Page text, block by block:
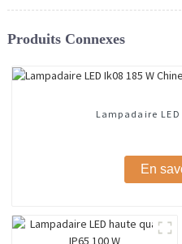
Produits Connexes
Lampadaire LED
En